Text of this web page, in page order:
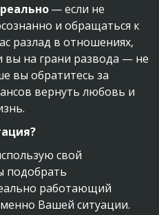
— если не
и обращаться к
разлад в отношениях,
вы на грани развода — не
вы обратитесь за
вернуть любовь и
свой
подобрать
работающий
Вашей ситуации.